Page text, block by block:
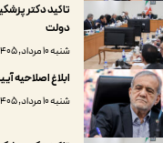
تاکید دکتر
دولت
شنبه ۱۰ مرداد, ۱۴۰۵ | ساعت: ۰۶:۱۴
ابلاغ اصلاحیه
شنبه ۱۰ مرداد, ۱۴۰۵ | ساعت: ۰۶:۱۲